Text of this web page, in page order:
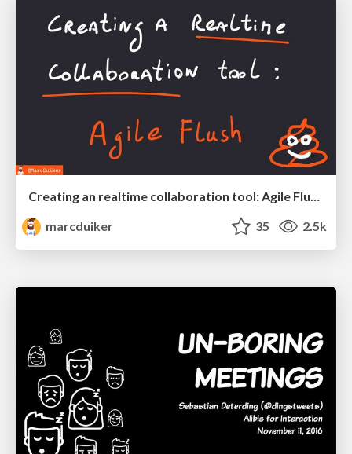
Creating an realtime collaboration tool: Agile Flush - .NET Oxford
marcduiker
35 2.5k